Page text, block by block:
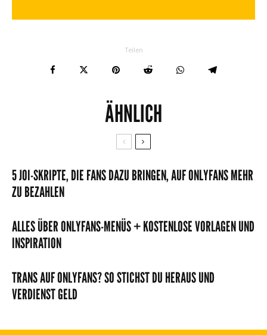
Teilen
ÄHNLICH
5 JOI-SKRIPTE, DIE FANS DAZU BRINGEN, AUF ONLYFANS MEHR
ZU BEZAHLEN
ALLES ÜBER ONLYFANS-MENÜS + KOSTENLOSE VORLAGEN UND
INSPIRATION
TRANS AUF ONLYFANS? SO STICHST DU HERAUS UND
VERDIENST GELD